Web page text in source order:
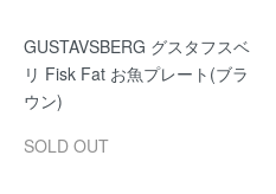
GUSTAVSBERG グスタフスベ
リ Fisk Fat お魚プレート(ブラ
ウン)
SOLD OUT